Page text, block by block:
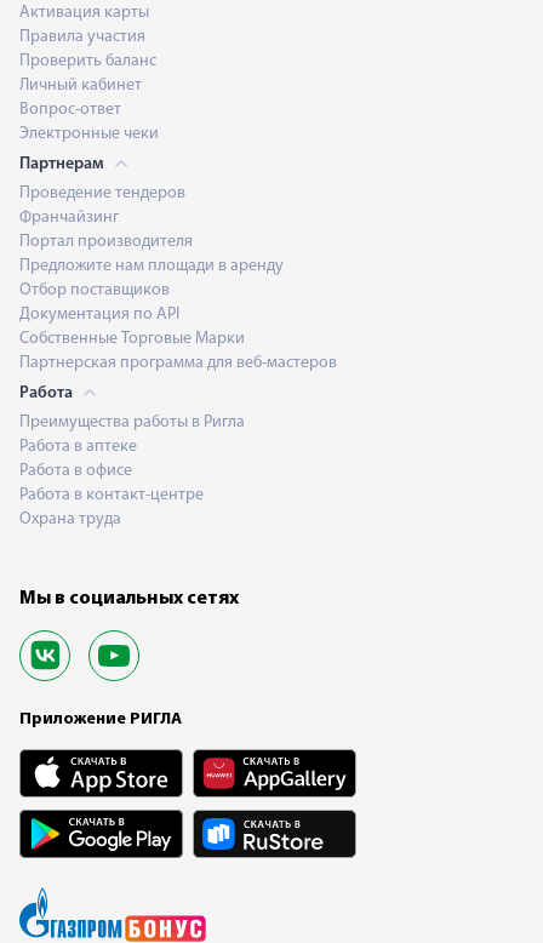
Активация карты
Правила участия
Проверить баланс
Личный кабинет
Вопрос-ответ
Электронные чеки
Партнерам
Проведение тендеров
Франчайзинг
Портал производителя
Предложите нам площади в аренду
Отбор поставщиков
Документация по API
Собственные Торговые Марки
Партнерская программа для веб-мастеров
Работа
Преимущества работы в Ригла
Работа в аптеке
Работа в офисе
Работа в контакт-центре
Охрана труда
Мы в социальных сетях
Приложение РИГЛА